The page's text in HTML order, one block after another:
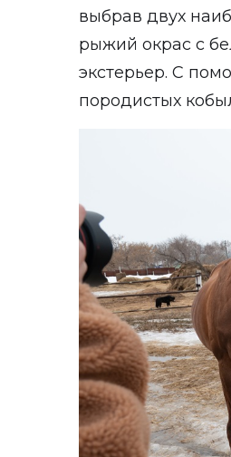
выбрав двух
рыжий окрас с
экстерьер. С
породистых